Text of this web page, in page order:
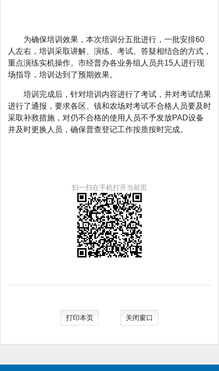
为确保培训效果，本次培训分五批进行，一批安排60
人左右，培训采取讲解、演练、考试、答疑相结合的方式，
重点演练实机操作。市经普办各业务组人员共15人进行现
场指导，培训达到了预期效果。
培训完成后，针对培训内容进行了考试，并对考试结果
进行了通报，要求各区、镇和农场对考试不合格人员要及时
采取补救措施，对仍不合格的使用人员不予发放PAD设备
并及时更换人员，确保普查登记工作按质按时完成。
扫一扫在手机打开当前页
打印本页 关闭窗口